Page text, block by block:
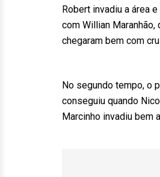
Robert invadiu a área
com Willian
chegaram bem com
No segundo tempo, o
conseguiu quando
Marcinho invadiu bem